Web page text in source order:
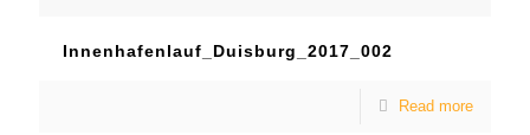
Innenhafenlauf_Duisburg_2017_002
Read more